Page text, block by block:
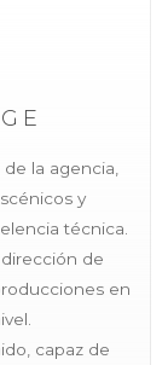
la agencia,
y
técnica.
de
en
capaz de